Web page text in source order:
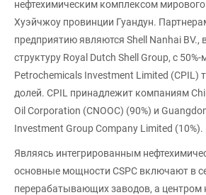
нефтехимическим комплексом
Хуэйчжоу провинции Гуандун.
предприятию являются Shell Nanhai BV.,
структуру Royal Dutch Shell Group, с
Petrochemicals Investment Limited (CPIL)
долей. CPIL принадлежит компаниям
Oil Corporation (CNOOC) (90%) и
Investment Group Company Limited (10%).
Являясь интегрированным
основные мощности CSPC включают в
перерабатывающих заводов, а центром